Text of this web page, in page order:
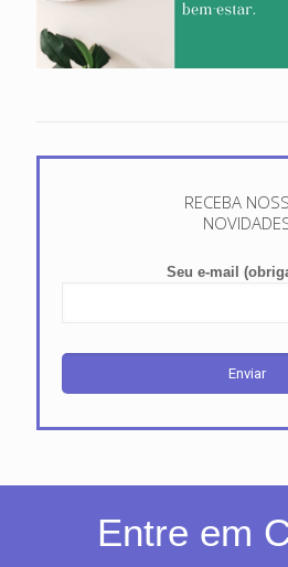
RECEBA
Seu e-mail
Entre em